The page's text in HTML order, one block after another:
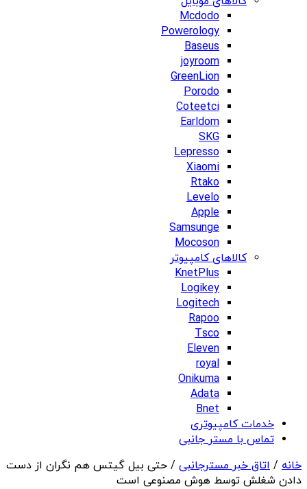
Mcdodo
Powerology
Baseus
joyroom
GreenLion
Porodo
Coteetci
Earldom
SKG
Lepresso
Xiaomi
Rtako
Levelo
Apple
Samsunge
Mocoson
کالاهای کامپیوتر
KnetPlus
Logikey
Logitech
Rapoo
Tsco
Eleven
royal
Onikuma
Adata
Bnet
خدمات کامپیوتری
تماس با مستر جانبی
خانه / اتاق خبر مسترجانبی / حتی بیل گیتس هم نگران از دست
دادن شغلش توسط هوش مصنوعی است